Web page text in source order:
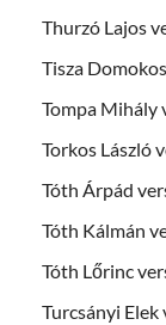
Thurzó Lajos
Tisza
Tompa Mihály
Torkos László
Tóth Árpád
Tóth Kálmán
Tóth Lőrinc
Turcsányi Elek